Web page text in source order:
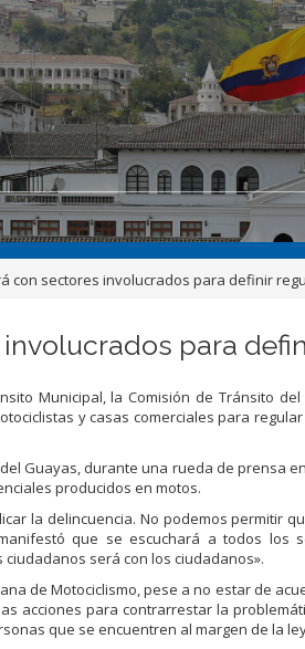
con sectores involucrados para definir
para
Municipal, la Comisión de Tránsito
y casas comerciales para
Guayas, durante una rueda de prensa
producidos en motos.
la delincuencia. No podemos permitir
que se escuchará a todos los
será con los ciudadanos».
de Motociclismo, pese a no estar de
acciones para contrarrestar la
que se encuentren al margen de la